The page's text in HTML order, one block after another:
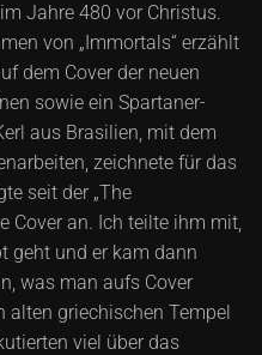
Jahre 480 vor Christus.
von „Immortals“ erzählt
dem Cover der neuen
sowie ein Spartaner-
aus Brasilien, mit dem
zeichnete für das
seit der „The
Cover an. Ich teilte ihm mit,
geht und er kam dann
was man aufs Cover
alten griechischen Tempel
viel über das